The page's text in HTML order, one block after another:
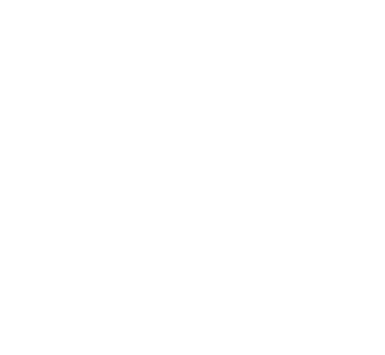
favoritos